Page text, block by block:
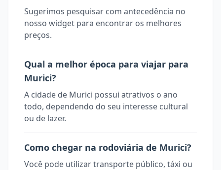
Sugerimos pesquisar com antecedência no
nosso widget para encontrar os melhores
preços.
Qual a melhor época para viajar para
Murici?
A cidade de Murici possui atrativos o ano
todo, dependendo do seu interesse cultural
ou de lazer.
Como chegar na rodoviária de Murici?
Você pode utilizar transporte público, táxi ou